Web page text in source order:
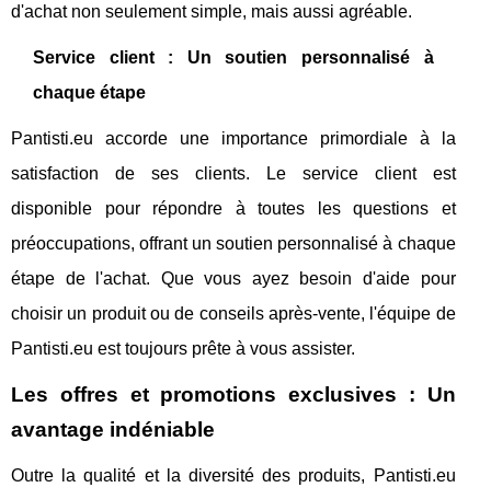
d'achat non seulement simple, mais aussi agréable.
Service client : Un soutien personnalisé à
chaque étape
Pantisti.eu accorde une importance primordiale à la
satisfaction de ses clients. Le service client est
disponible pour répondre à toutes les questions et
préoccupations, offrant un soutien personnalisé à chaque
étape de l'achat. Que vous ayez besoin d'aide pour
choisir un produit ou de conseils après-vente, l'équipe de
Pantisti.eu est toujours prête à vous assister.
Les offres et promotions exclusives : Un
avantage indéniable
Outre la qualité et la diversité des produits, Pantisti.eu